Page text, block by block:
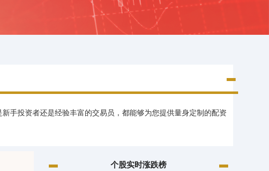
手投资者还是经验丰富的交易员，都能够为您提供量身定制的配资
个股实时涨跌榜